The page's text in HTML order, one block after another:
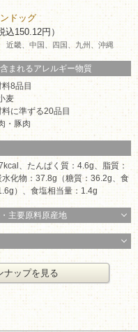
ドッグ
込150.12円）
近畿、中国、四国、九州、沖縄
まれるアレルギー物質
8品目
麦
に準ずる20品目
・豚肉
、たんぱく質：4.6g、脂質：
水化物：37.8g（糖質：36.2g、食
）、食塩相当量：1.4g
主要原料原産地
ナップを見る